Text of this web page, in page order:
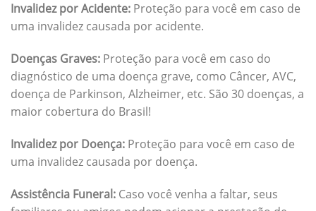
Invalidez por Acidente: Proteção para você em caso de
uma invalidez causada por acidente.
Doenças Graves: Proteção para você em caso do
diagnóstico de uma doença grave, como Câncer, AVC,
doença de Parkinson, Alzheimer, etc. São 30 doenças, a
maior cobertura do Brasil!
Invalidez por Doença: Proteção para você em caso de
uma invalidez causada por doença.
Assistência Funeral: Caso você venha a faltar, seus